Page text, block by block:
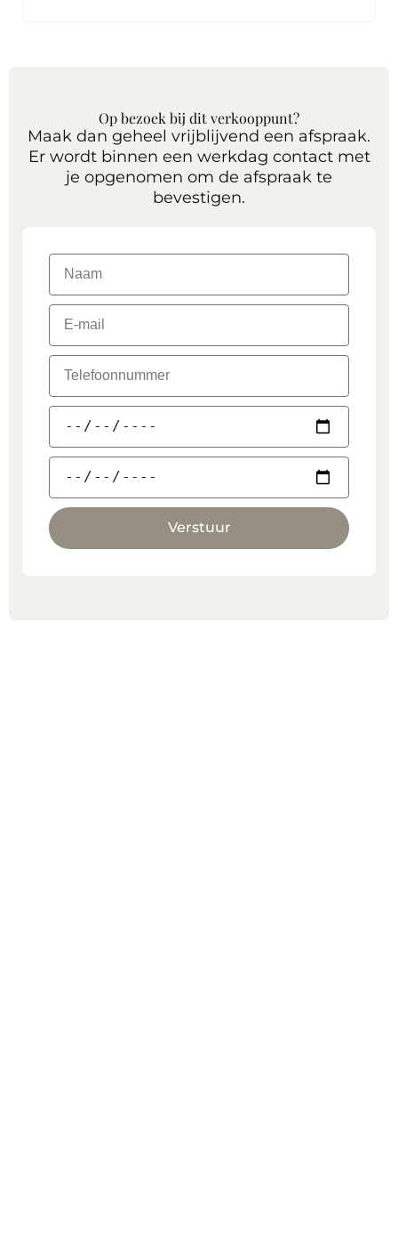
Op bezoek bij dit verkooppunt?
Maak dan geheel vrijblijvend een afspraak.
Er wordt binnen een werkdag contact met
je opgenomen om de afspraak te
bevestigen.
Verstuur